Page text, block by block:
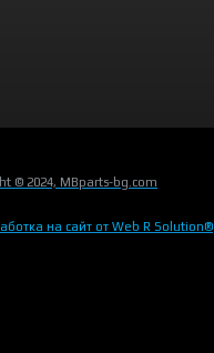
© 2024, MBparts-bg.com
на сайт от Web R Solution®